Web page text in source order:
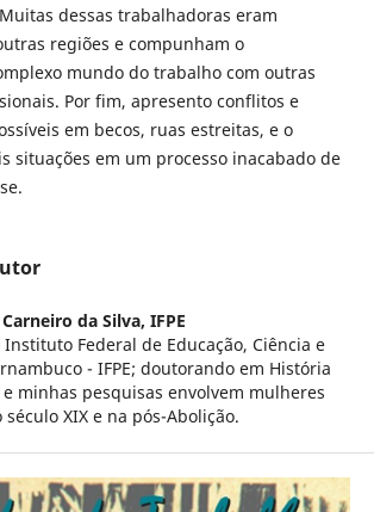
dessas trabalhadoras eram
regiões e compunham o
mundo do trabalho com outras
Por fim, apresento conflitos e
em becos, ruas estreitas, e o
situações em um processo inacabado de
da Silva, IFPE
Federal de Educação, Ciência e
- IFPE; doutorando em História
e minhas pesquisas envolvem mulheres
XIX e na pós-Abolição.